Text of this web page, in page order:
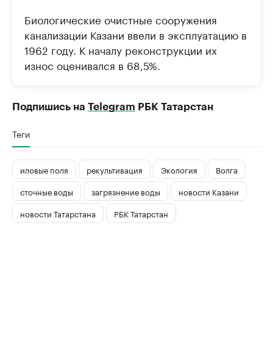
Биологические очистные сооружения
канализации Казани ввели в эксплуатацию в
1962 году. К началу реконструкции их
износ оценивался в 68,5%.
Подпишись на Telegram РБК Татарстан
Теги
иловые поля рекультивация Экология
Волга
сточные воды
загрязнение воды
новости Казани
новости Татарстана
РБК Татарстан